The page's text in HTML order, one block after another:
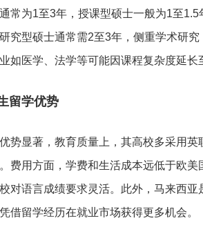
常为1至3年，授课型硕士一般为1至
究型硕士通常需2至3年，侧重学术研
如医学、法学等可能因课程复杂度延长
留学优势
势显著，教育质量上，其高校多采用
费用方面，学费和生活成本远低于欧
对语言成绩要求灵活。此外，马来西
借留学经历在就业市场获得更多机会。